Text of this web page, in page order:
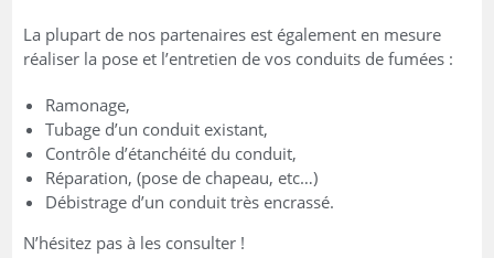
La plupart de nos partenaires est également en mesure
réaliser la pose et l’entretien de vos conduits de fumées :
Ramonage,
Tubage d’un conduit existant,
Contrôle d’étanchéité du conduit,
Réparation, (pose de chapeau, etc…)
Débistrage d’un conduit très encrassé.
N’hésitez pas à les consulter !